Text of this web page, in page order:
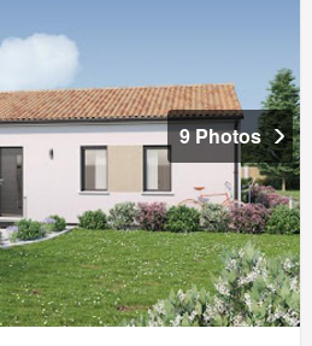
9 Photos